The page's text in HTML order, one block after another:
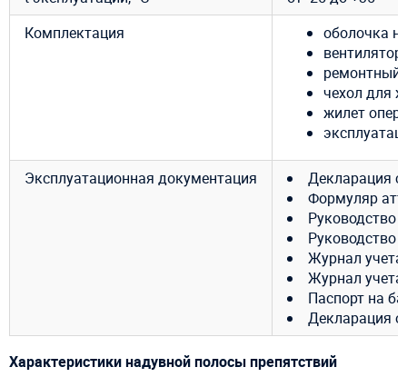
Комплектация
оболочка
ремонтный
чехол для
жилет
Эксплуатационная документация
Декларация
Формуляр
Руководство
Руководство
Журнал учета
Журнал учета
Паспорт на
Декларация
Характеристики надувной полосы препятствий